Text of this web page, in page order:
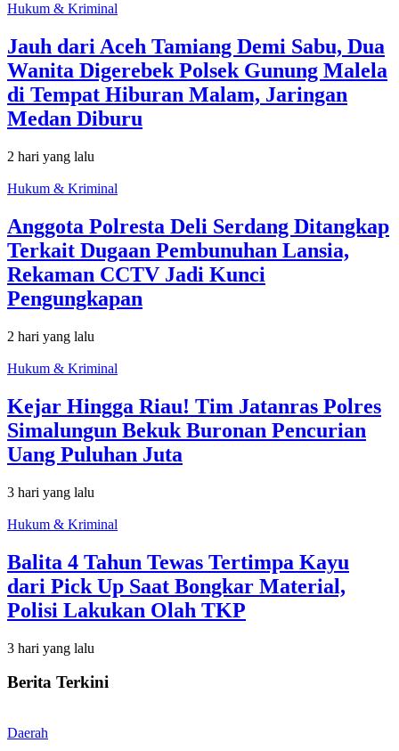
Hukum & Kriminal
Jauh dari Aceh Tamiang Demi Sabu, Dua
Wanita Digerebek Polsek Gunung Malela
di Tempat Hiburan Malam, Jaringan
Medan Diburu
2 hari yang lalu
Hukum & Kriminal
Anggota Polresta Deli Serdang Ditangkap
Terkait Dugaan Pembunuhan Lansia,
Rekaman CCTV Jadi Kunci
Pengungkapan
2 hari yang lalu
Hukum & Kriminal
Kejar Hingga Riau! Tim Jatanras Polres
Simalungun Bekuk Buronan Pencurian
Uang Puluhan Juta
3 hari yang lalu
Hukum & Kriminal
Balita 4 Tahun Tewas Tertimpa Kayu
dari Pick Up Saat Bongkar Material,
Polisi Lakukan Olah TKP
3 hari yang lalu
Berita Terkini
Daerah